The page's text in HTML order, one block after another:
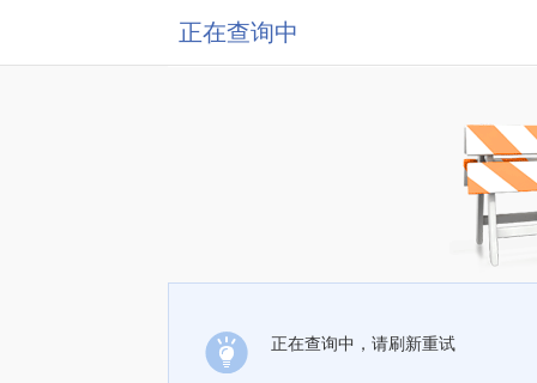
正在查询中
正在查询中，请刷新重试